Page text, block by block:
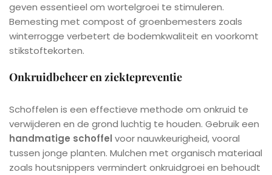
geven essentieel om wortelgroei te stimuleren.
Bemesting met compost of groenbemesters zoals
winterrogge verbetert de bodemkwaliteit en voorkomt
stikstoftekorten.
Onkruidbeheer en ziektepreventie
Schoffelen is een effectieve methode om onkruid te
verwijderen en de grond luchtig te houden. Gebruik een
handmatige schoffel voor nauwkeurigheid, vooral
tussen jonge planten. Mulchen met organisch materiaal
zoals houtsnippers vermindert onkruidgroei en behoudt